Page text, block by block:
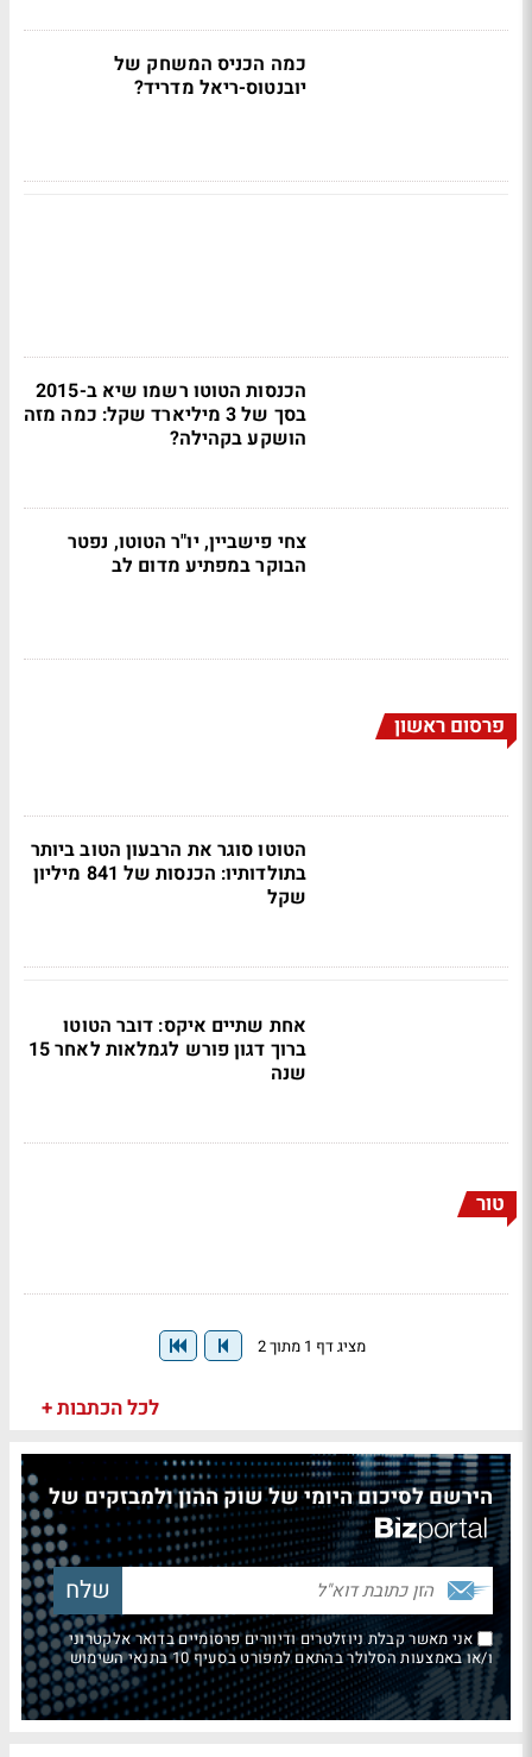
כמה הכניס המשחק של
יובנטוס-ריאל מדריד?
הכנסות הטוטו רשמו שיא ב-2015
בסך של 3 מיליארד שקל: כמה מזה
הושקע בקהילה?
צחי פישביין, יו"ר הטוטו, נפטר
הבוקר במפתיע מדום לב
פרסום ראשון
הטוטו סוגר את הרבעון הטוב ביותר
בתולדותיו: הכנסות של 841 מיליון
שקל
אחת שתיים איקס: דובר הטוטו
ברוך דגון פורש לגמלאות לאחר 15
שנה
טור
מציג דף 1 מתוך 2
לכל הכתבות +
הירשם לסיכום היומי של שוק ההון ולמבזקים של
אני מאשר קבלת ניוזלטרים ודיוורים פרסומיים בדואר אלקטרוני
ו/או באמצעות הסלולר בהתאם למפורט בסעיף 10 בתנאי השימוש